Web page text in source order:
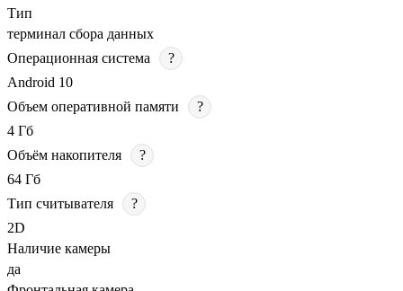
Тип
терминал сбора данных
Операционная система
?
Android 10
Объем оперативной памяти
?
4 Гб
Объём накопителя
?
64 Гб
Тип считывателя
?
2D
Наличие камеры
да